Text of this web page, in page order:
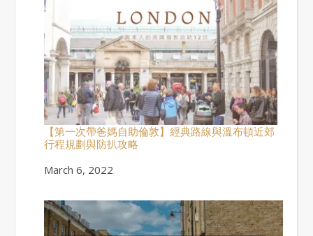
【第一次帶爸媽自助倫敦】經典路線與溫布頓近郊
行程規劃與防扒攻略
Date
March 6, 2022